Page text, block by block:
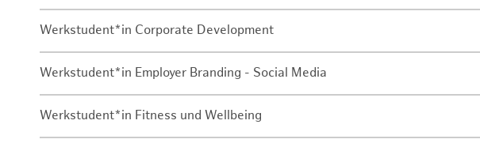
Werkstudent*in Corporate Development
Werkstudent*in Employer Branding - Social Media
Werkstudent*in Fitness und Wellbeing